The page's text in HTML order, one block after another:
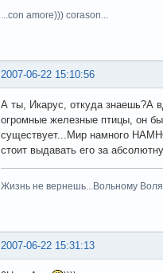
...con amore))) corason...
2007-06-22 15:10:56
А ты, Икарус, откуда знаешь?А
огромные железные птицы, он
существует...Мир намного
стоит выдавать его за
Жизнь не вернешь...Вольному
2007-06-22 15:31:13